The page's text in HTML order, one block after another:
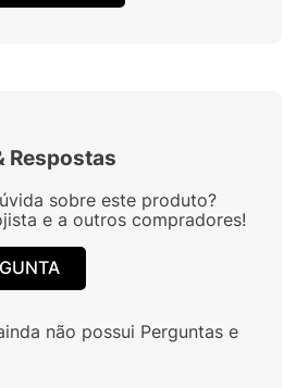
Respostas
sobre este produto?
e a outros compradores!
não possui Perguntas e